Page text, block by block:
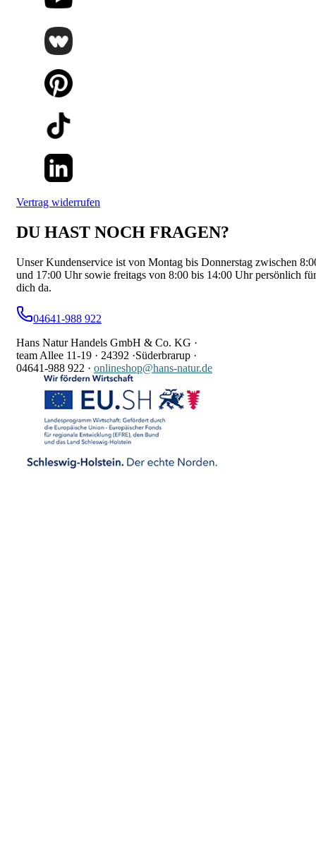
Vertrag widerrufen
DU HAST NOCH FRAGEN?
Unser Kundenservice ist von Montag bis Donnerstag zwischen
und 17:00 Uhr sowie freitags von 8:00 bis 14:00 Uhr persönlich für
dich da.
04641-988 922
Hans Natur Handels GmbH & Co. KG ·
team Allee 11-19 · 24392 ·Süderbrarup ·
04641-988 922 · onlineshop@hans-natur.de